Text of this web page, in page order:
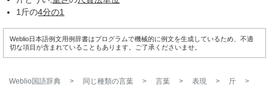
1斤の4分の1
Weblio日本語例文用例辞書はプログラムで機械的に例文を生成しているため、不適
切な項目が含まれていることもあります。ご了承くださいませ。
Weblio国語辞典 > 同じ種類の言葉 > 言葉 > 表現 > 斤
>